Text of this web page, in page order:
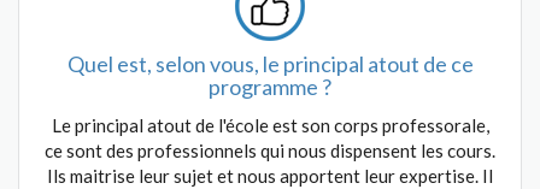
Quel est, selon vous, le principal atout de ce
programme ?
Le principal atout de l'école est son corps professorale,
ce sont des professionnels qui nous dispensent les cours.
Ils maitrise leur sujet et nous apportent leur expertise. Il